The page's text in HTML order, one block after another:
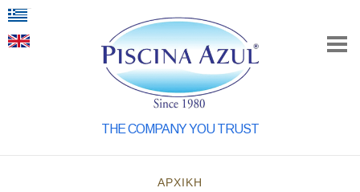
THE COMPANY YOU TRUST
ΑΡΧΙΚΗ